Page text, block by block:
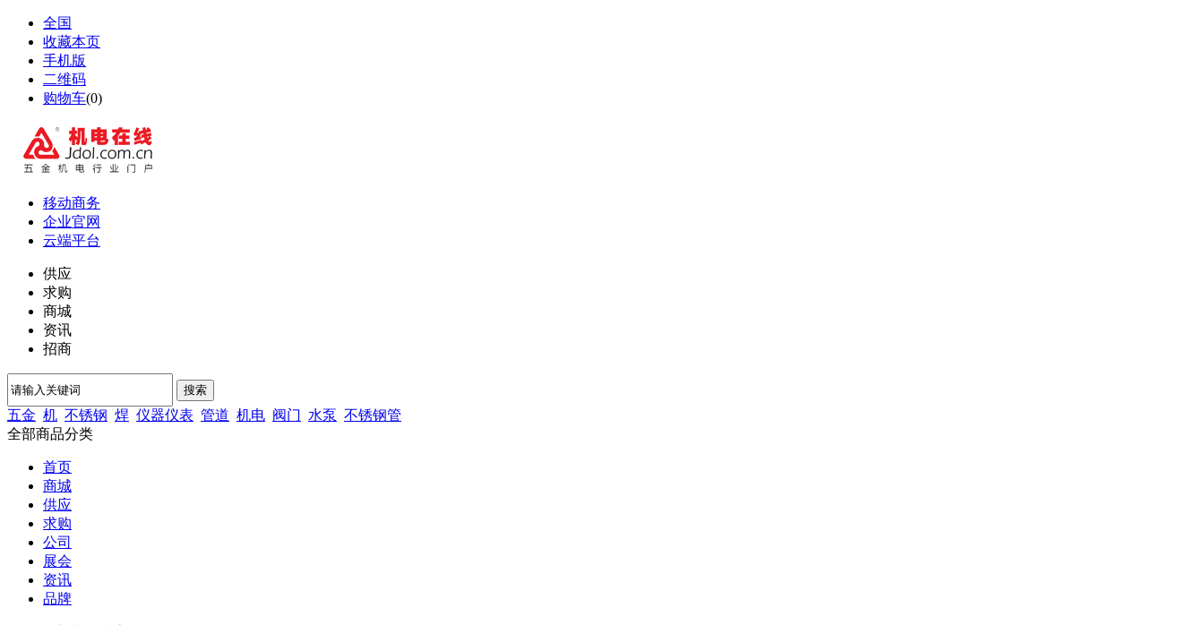
全国
收藏本页
手机版
二维码
购物车(0)
移动商务
企业官网
云端平台
供应
求购
商城
资讯
招商
搜索
五金 机 不锈钢 焊 仪器仪表 管道 机电 阀门 水泵 不锈钢管
全部商品分类
首页
商城
供应
求购
公司
展会
资讯
品牌